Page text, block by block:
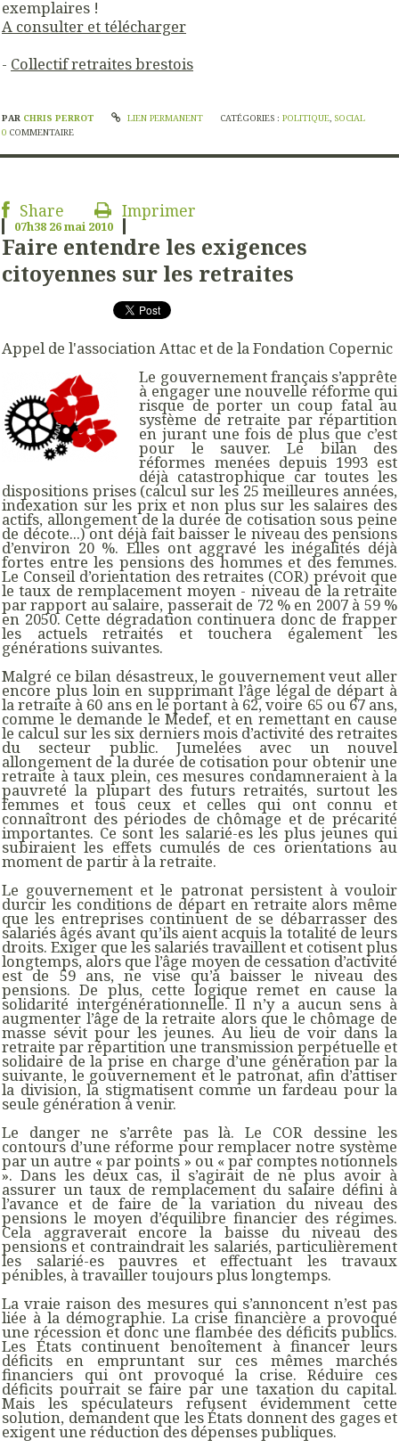
exemplaires !
A consulter et télécharger
- Collectif retraites brestois
PAR CHRIS PERROT LIEN PERMANENT CATÉGORIES :POLITIQUE, SOCIAL
0 COMMENTAIRE
Share Imprimer
07h38 26mai 2010
Faire entendre les exigences
citoyennes sur les retraites
Appel de l'association Attac et de la Fondation Copernic
Le gouvernement français s’apprête
à engager une nouvelle réforme qui
risque de porter un coup fatal au
système de retraite par répartition
en jurant une fois de plus que c’est
pour le sauver. Le bilan des
réformes menées depuis 1993 est
déjà catastrophique car toutes les
dispositions prises (calcul sur les 25 meilleures années,
indexation sur les prix et non plus sur les salaires des
actifs, allongement de la durée de cotisation sous peine
de décote...) ont déjà fait baisser le niveau des pensions
d’environ 20 %. Elles ont aggravé les inégalités déjà
fortes entre les pensions des hommes et des femmes.
Le Conseil d’orientation des retraites (COR) prévoit que
le taux de remplacement moyen - niveau de la retraite
par rapport au salaire, passerait de 72 % en 2007 à 59 %
en 2050. Cette dégradation continuera donc de frapper
les actuels retraités et touchera également les
générations suivantes.
Malgré ce bilan désastreux, le gouvernement veut aller
encore plus loin en supprimant l’âge légal de départ à
la retraite à 60 ans en le portant à 62, voire 65 ou 67 ans,
comme le demande le Medef, et en remettant en cause
le calcul sur les six derniers mois d’activité des retraites
du secteur public. Jumelées avec un nouvel
allongement de la durée de cotisation pour obtenir une
retraite à taux plein, ces mesures condamneraient à la
pauvreté la plupart des futurs retraités, surtout les
femmes et tous ceux et celles qui ont connu et
connaîtront des périodes de chômage et de précarité
importantes. Ce sont les salarié-es les plus jeunes qui
subiraient les effets cumulés de ces orientations au
moment de partir à la retraite.
Le gouvernement et le patronat persistent à vouloir
durcir les conditions de départ en retraite alors même
que les entreprises continuent de se débarrasser des
salariés âgés avant qu’ils aient acquis la totalité de leurs
droits. Exiger que les salariés travaillent et cotisent plus
longtemps, alors que l’âge moyen de cessation d’activité
est de 59 ans, ne vise qu’à baisser le niveau des
pensions. De plus, cette logique remet en cause la
solidarité intergénérationnelle. Il n’y a aucun sens à
augmenter l’âge de la retraite alors que le chômage de
masse sévit pour les jeunes. Au lieu de voir dans la
retraite par répartition une transmission perpétuelle et
solidaire de la prise en charge d’une génération par la
suivante, le gouvernement et le patronat, afin d’attiser
la division, la stigmatisent comme un fardeau pour la
seule génération à venir.
Le danger ne s’arrête pas là. Le COR dessine les
contours d’une réforme pour remplacer notre système
par un autre « par points » ou « par comptes notionnels
». Dans les deux cas, il s’agirait de ne plus avoir à
assurer un taux de remplacement du salaire défini à
l’avance et de faire de la variation du niveau des
pensions le moyen d’équilibre financier des régimes.
Cela aggraverait encore la baisse du niveau des
pensions et contraindrait les salariés, particulièrement
les salarié-es pauvres et effectuant les travaux
pénibles, à travailler toujours plus longtemps.
La vraie raison des mesures qui s’annoncent n’est pas
liée à la démographie. La crise financière a provoqué
une récession et donc une flambée des déficits publics.
Les États continuent benoîtement à financer leurs
déficits en empruntant sur ces mêmes marchés
financiers qui ont provoqué la crise. Réduire ces
déficits pourrait se faire par une taxation du capital.
Mais les spéculateurs refusent évidemment cette
solution, demandent que les États donnent des gages et
exigent une réduction des dépenses publiques.